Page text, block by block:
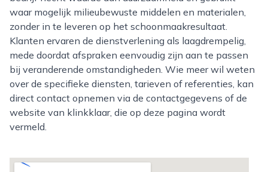
waar mogelijk milieubewuste middelen en materialen,
zonder in te leveren op het schoonmaakresultaat.
Klanten ervaren de dienstverlening als laagdrempelig,
mede doordat afspraken eenvoudig zijn aan te passen
bij veranderende omstandigheden. Wie meer wil weten
over de specifieke diensten, tarieven of referenties, kan
direct contact opnemen via de contactgegevens of de
website van klinkklaar, die op deze pagina wordt
vermeld.